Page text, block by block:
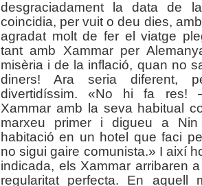
desgraciadament la data de
coincidia, per vuit o deu dies,
agradat molt de fer el viatge
tant amb Xammar per
misèria i de la inflació, quan no
diners! Ara seria diferent,
divertidíssim. «No hi fa res!
Xammar amb la seva habitual
marxeu primer i digueu a
habitació en un hotel que faci
no sigui gaire comunista.» I així
indicada, els Xammar arribaren
regularitat perfecta. En aquell